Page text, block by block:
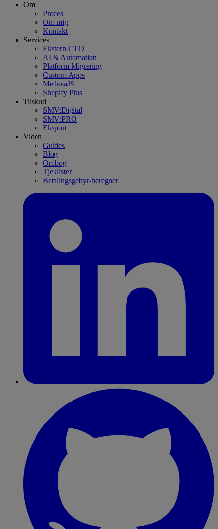
Om
Proces
Om mig
Kontakt
Services
Ekstern CTO
AI & Automation
Platform Migrering
Custom Apps
MedusaJS
Shopify Plus
Tilskud
SMV:Digital
SMV:PRO
Eksport
Viden
Guides
Blog
Ordbog
Tjeklister
Betalingsgebyr-beregner